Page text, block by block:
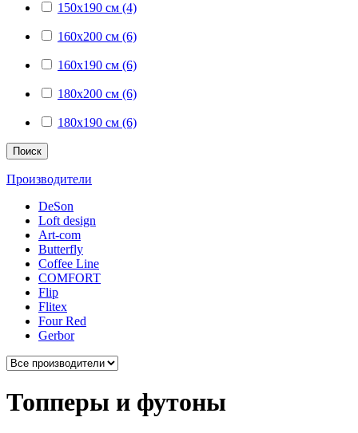
150x190 см (4)
160x200 см (6)
160x190 см (6)
180x200 см (6)
180x190 см (6)
Поиск
Производители
DeSon
Loft design
Art-com
Butterfly
Coffee Line
COMFORT
Flip
Flitex
Four Red
Gerbor
Топперы и футоны